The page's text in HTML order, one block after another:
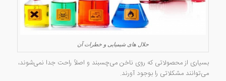
حلال های شیمیایی و خطرات آن
بسیاری از محصولاتی که روی ناخن می‌چسبند و اصلاً راحت جدا نمی‌شوند،
می‌توانند مشکلاتی را بوجود آورند.